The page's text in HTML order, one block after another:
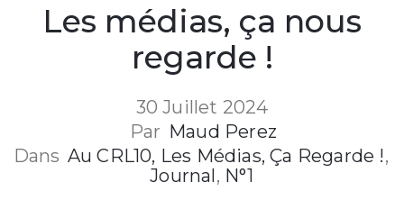
Les médias, ça nous
regarde !
30 Juillet 2024
Par Maud Perez
Dans Au CRL10, Les Médias, Ça Regarde !‚
Journal‚ N°1